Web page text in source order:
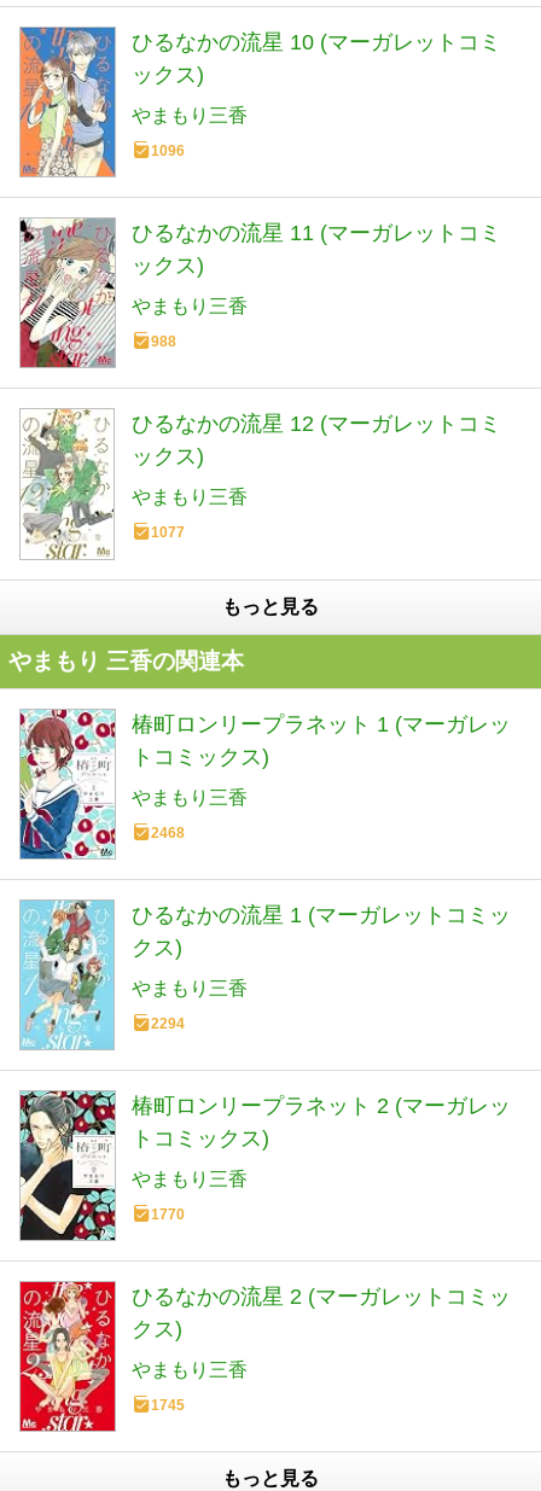
ひるなかの流星 10 (マーガレットコミ
ックス)
やまもり三香
1096
ひるなかの流星 11 (マーガレットコミ
ックス)
やまもり三香
988
ひるなかの流星 12 (マーガレットコミ
ックス)
やまもり三香
1077
もっと見る
やまもり 三香の関連本
椿町ロンリープラネット 1 (マーガレッ
トコミックス)
やまもり三香
2468
ひるなかの流星 1 (マーガレットコミッ
クス)
やまもり三香
2294
椿町ロンリープラネット 2 (マーガレッ
トコミックス)
やまもり三香
1770
ひるなかの流星 2 (マーガレットコミッ
クス)
やまもり三香
1745
もっと見る